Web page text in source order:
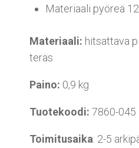
Materiaali pyöreä
Materiaali: hitsattava
teräs
Paino: 0,9 kg
Tuotekoodi: 7860-045
Toimitusaika: 2-5